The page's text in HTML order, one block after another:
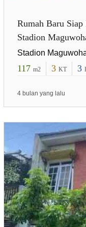
Rumah Baru
Stadion
Stadion
117 m2 3 KT 3
4 bulan yang lalu